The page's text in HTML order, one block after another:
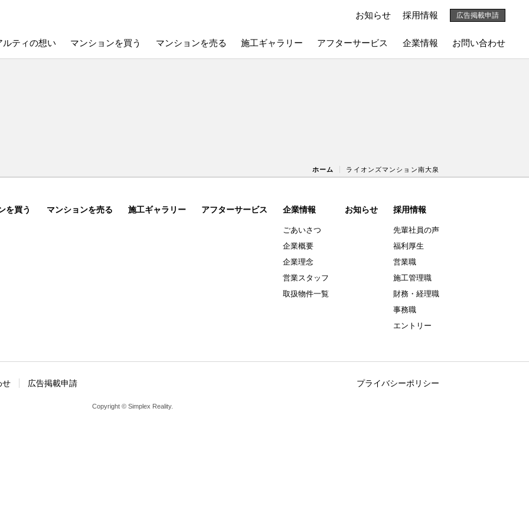
ティの想い マンションを買う マンションを売る 施工ギャラリー アフターサービス 企業情報 お問い合わせ
お知らせ 採用情報 広告掲載申請
ホーム ライオンズマンション南大泉
を買う マンションを売る 施工ギャラリー アフターサービス 企業情報
ごあいさつ
企業概要
企業理念
営業スタッフ
取扱物件一覧
お知らせ 採用情報
先輩社員の声
福利厚生
営業職
施工管理職
財務・経理職
事務職
エントリー
広告掲載申請 プライバシーポリシー
せ
Copyright © Simplex Reality.